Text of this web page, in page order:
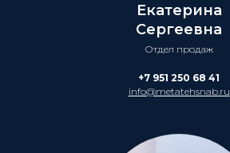
Екатерина
Сергеевна
Отдел продаж
+7 951 250 68 41
info@metatehsnab.ru